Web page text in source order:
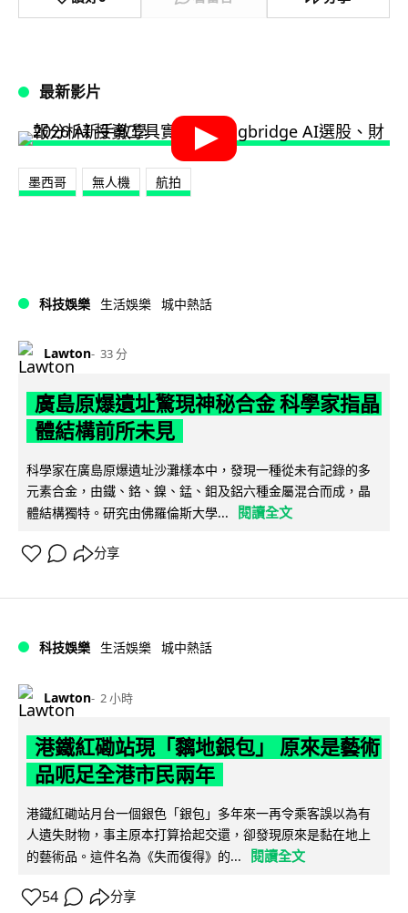
最新影片
墨西哥 無人機 航拍
科技娛樂 生活娛樂 城中熱話
Lawton 33 分
廣島原爆遺址驚現神秘合金 科學家指晶
體結構前所未見
科學家在廣島原爆遺址沙灘樣本中，發現一種從未有記錄的多
元素合金，由鐵、鉻、鎳、錳、鉬及鋁六種金屬混合而成，晶
體結構獨特。研究由佛羅倫斯大學...
閱讀全文
分享
科技娛樂 生活娛樂 城中熱話
Lawton 2 小時
港鐵紅磡站現「黐地銀包」 原來是藝術
品呃足全港市民兩年
港鐵紅磡站月台一個銀色「銀包」多年來一再令乘客誤以為有
人遺失財物，事主原本打算拾起交還，卻發現原來是黏在地上
的藝術品。這件名為《失而復得》的...
閱讀全文
54 分享